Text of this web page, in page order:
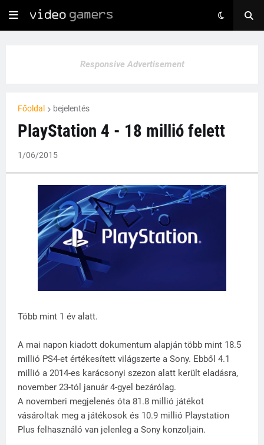
Responsive Advertisement
Főoldal bejelentés
PlayStation 4 - 18 millió felett
1/06/2015
Több mint 1 év alatt.
A mai napon kiadott dokumentum alapján több mint 18.5
millió PS4-et értékesített világszerte a Sony. Ebből 4.1
millió a 2014-es karácsonyi szezon alatt került eladásra,
november 23-tól január 4-gyel bezárólag.
A novemberi megjelenés óta 81.8 millió játékot
vásároltak meg a játékosok és 10.9 millió Playstation
Plus felhasználó van jelenleg a Sony konzoljain.